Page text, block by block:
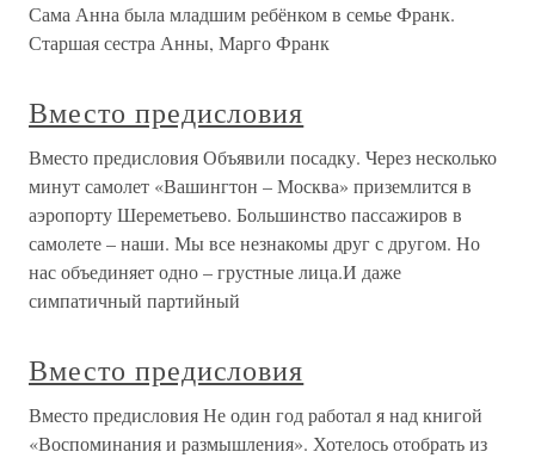
Сама Анна была младшим ребёнком в семье Франк.
Старшая сестра Анны, Марго Франк
Вместо предисловия
Вместо предисловия Объявили посадку. Через несколько
минут самолет «Вашингтон – Москва» приземлится в
аэропорту Шереметьево. Большинство пассажиров в
самолете – наши. Мы все незнакомы друг с другом. Но
нас объединяет одно – грустные лица.И даже
симпатичный партийный
Вместо предисловия
Вместо предисловия Не один год работал я над книгой
«Воспоминания и размышления». Хотелось отобрать из